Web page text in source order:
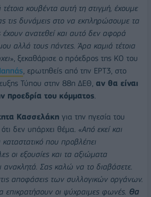
κουβέντα αυτή τη στιγμή, έχουμε
τις δυνάμεις στο να εκπληρώσουμε τα
ανατεθεί και αυτό δεν αφορά
αλλά τους πάντες. Άρα καμιά τέτοια
», ξεκαθάρισε ο πρόεδρος της ΚΟ του
, ερωτηθείς από την ΕΡΤ3, στο
Τύπου στην 88η ΔΕΘ, αν θα είναι
προεδρία του κόμματος.
Κασσελάκη για την ηγεσία του
δεν υπάρχει θέμα. «Από εκεί και
που προβλέπει
οι εξουσίες και τα αξιώματα
ανακλητά. Σας καλώ να το διαβάσετε.
αποφάσεις των συλλογικών οργάνων.
επικρατήσουν οι ψύχραιμες φωνές. Θα